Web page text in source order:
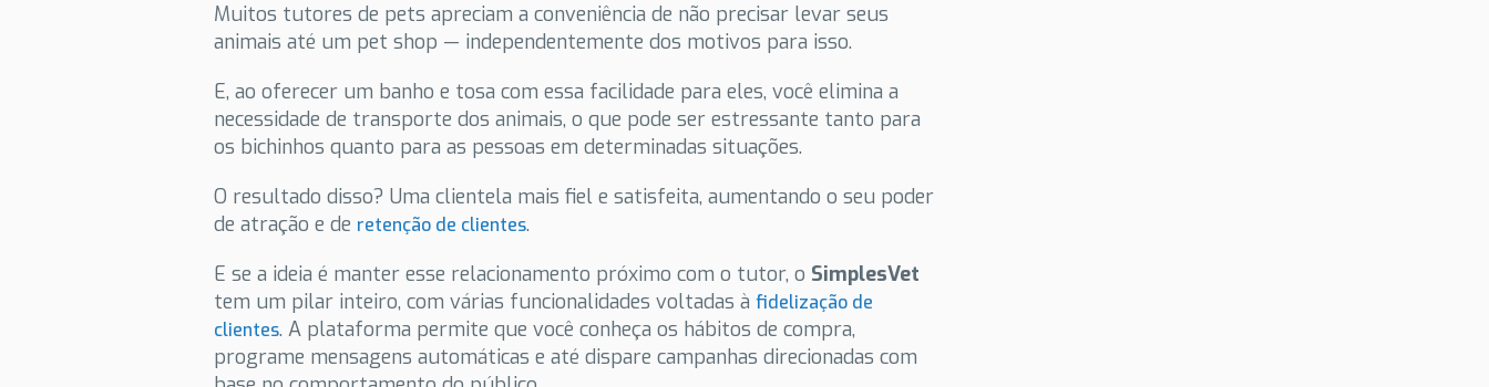
Muitos tutores de pets apreciam a conveniência de não precisar levar seus
animais até um pet shop — independentemente dos motivos para isso.
E, ao oferecer um banho e tosa com essa facilidade para eles, você elimina a
necessidade de transporte dos animais, o que pode ser estressante tanto para
os bichinhos quanto para as pessoas em determinadas situações.
O resultado disso? Uma clientela mais fiel e satisfeita, aumentando o seu poder
de atração e de retenção de clientes.
E se a ideia é manter esse relacionamento próximo com o tutor, o SimplesVet
tem um pilar inteiro, com várias funcionalidades voltadas àfidelização de
clientes. A plataforma permite que você conheça os hábitos de compra,
programe mensagens automáticas e até dispare campanhas direcionadas com